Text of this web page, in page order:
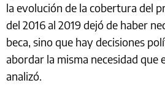
la evolución de la cobertura del
del 2016 al 2019 dejó de haber
beca, sino que hay decisiones
abordar la misma necesidad que
analizó.